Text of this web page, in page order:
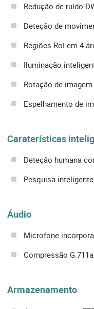
Redução de ruído
Deteção de
Regiões RoI em 4
Iluminação
Rotação de imagem
Espelhamento de
Caraterísticas
Deteção humana
Pesquisa
Áudio
Microfone
Compressão
Armazenamento